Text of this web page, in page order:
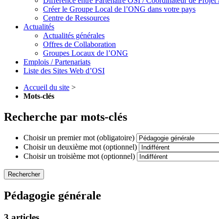
Créer le Groupe Local de l’ONG dans votre pays
Centre de Ressources
Actualités
Actualités générales
Offres de Collaboration
Groupes Locaux de l’ONG
Emplois / Partenariats
Liste des Sites Web d’OSI
Accueil du site >
Mots-clés
Recherche par mots-clés
Choisir un premier mot (obligatoire)
Choisir un deuxième mot (optionnel)
Choisir un troisième mot (optionnel)
Pédagogie générale